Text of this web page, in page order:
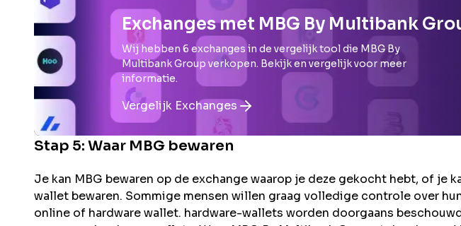
Exchanges met MBG By Multibank
Wij hebben 6 exchanges in de vergelijk tool die MBG By
Multibank Group verkopen. Bekijk en vergelijk voor meer
informatie.
Vergelijk Exchanges
Stap 5: Waar MBG bewaren
Je kan MBG bewaren op de exchange waarop je deze gekocht hebt, of je
wallet bewaren. Sommige mensen willen graag volledige controle over
online of hardware wallet. hardware-wallets worden doorgaans